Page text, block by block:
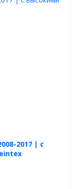
2017 | с